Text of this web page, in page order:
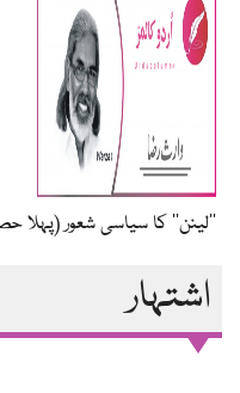
’’لینن‘‘ کا سیاسی شعور (پہلا حصہ)
اشتہار